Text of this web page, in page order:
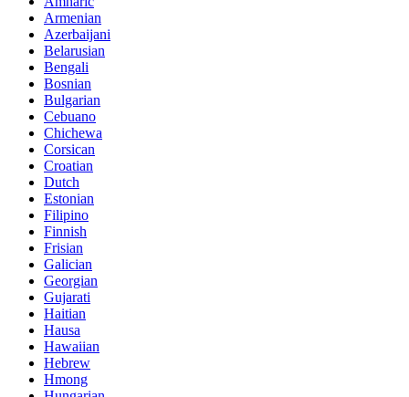
Armenian
Azerbaijani
Belarusian
Bengali
Bosnian
Bulgarian
Cebuano
Chichewa
Corsican
Croatian
Dutch
Estonian
Filipino
Finnish
Frisian
Galician
Georgian
Gujarati
Haitian
Hausa
Hawaiian
Hebrew
Hmong